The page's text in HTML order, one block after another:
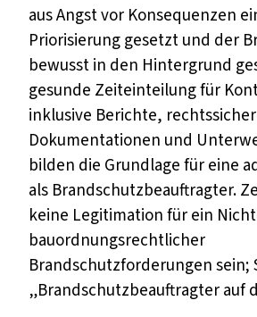
aus Angst vor Konsequenzen
Priorisierung gesetzt und der
bewusst in den Hintergrund
gesunde Zeiteinteilung für
inklusive Berichte,
Dokumentationen und
bilden die Grundlage für eine
als Brandschutzbeauftragter.
keine Legitimation für ein
bauordnungsrechtlicher
Brandschutzforderungen sein;
„Brandschutzbeauftragter auf